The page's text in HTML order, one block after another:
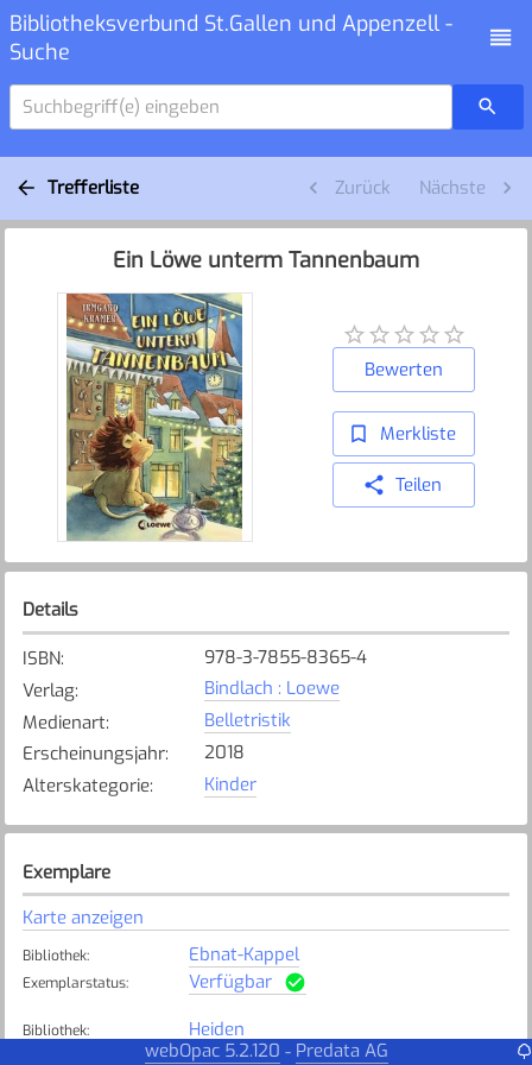
Bibliotheksverbund St.Gallen und Appenzell -
Suche
Suchbegriff(e) eingeben
Trefferliste Zurück Nächste
Ein Löwe unterm Tannenbaum
Bewerten
Merkliste
Teilen
Details
ISBN:
978-3-7855-8365-4
Verlag:
Bindlach : Loewe
Medienart:
Belletristik
Erscheinungsjahr:
2018
Alterskategorie: Kinder
Exemplare
Karte anzeigen
Bibliothek: Ebnat-Kappel
Exemplarstatus: Verfügbar
Bibliothek: Heiden
Verfügbar
webOpac 5.2.120 - Predata AG